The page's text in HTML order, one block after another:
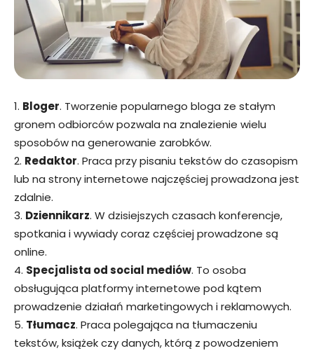
1. Bloger. Tworzenie popularnego bloga ze stałym
gronem odbiorców pozwala na znalezienie wielu
sposobów na generowanie zarobków.
2. Redaktor. Praca przy pisaniu tekstów do czasopism
lub na strony internetowe najczęściej prowadzona jest
zdalnie.
3. Dziennikarz. W dzisiejszych czasach konferencje,
spotkania i wywiady coraz częściej prowadzone są
online.
4. Specjalista od social mediów. To osoba
obsługująca platformy internetowe pod kątem
prowadzenie działań marketingowych i reklamowych.
5. Tłumacz. Praca polegająca na tłumaczeniu
tekstów, książek czy danych, którą z powodzeniem